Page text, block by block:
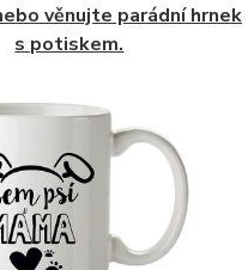
věnujte parádní hrnek
s potiskem.